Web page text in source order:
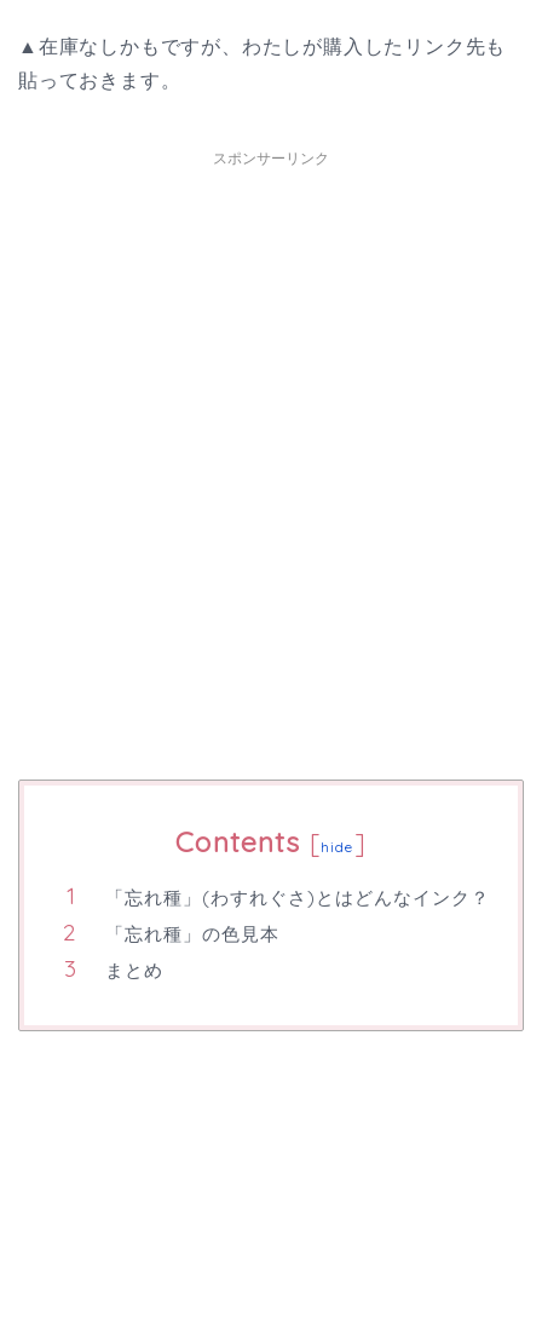
▲在庫なしかもですが、わたしが購入したリンク先も
貼っておきます。
スポンサーリンク
Contents [hide ]
「忘れ種」(わすれぐさ)とはどんなインク？
「忘れ種」の色見本
まとめ